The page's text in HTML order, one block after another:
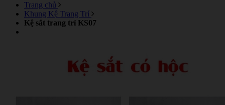
Trang chủ
Khung Kệ Trang Trí
Kệ sắt trang trí KS07